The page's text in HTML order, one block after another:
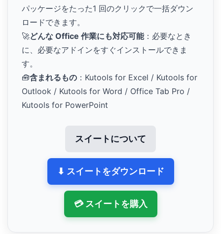
パッケージをたった1 回のクリックで一括ダウン
ロードできます。
🚀どんな Office 作業にも対応可能：必要なとき
に、必要なアドインをすぐインストールできま
す。
🧰含まれるもの ：Kutools for Excel / Kutools for
Outlook / Kutools for Word / Office Tab Pro /
Kutools for PowerPoint
スイートについて
⬇ スイートをダウンロード
💳 スイートを購入